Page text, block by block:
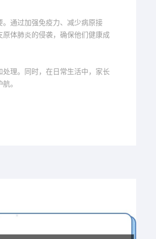
通过加强免疫力、减少病原接
体肺炎的侵袭，确保他们健康成
理。同时，在日常生活中，家长
。